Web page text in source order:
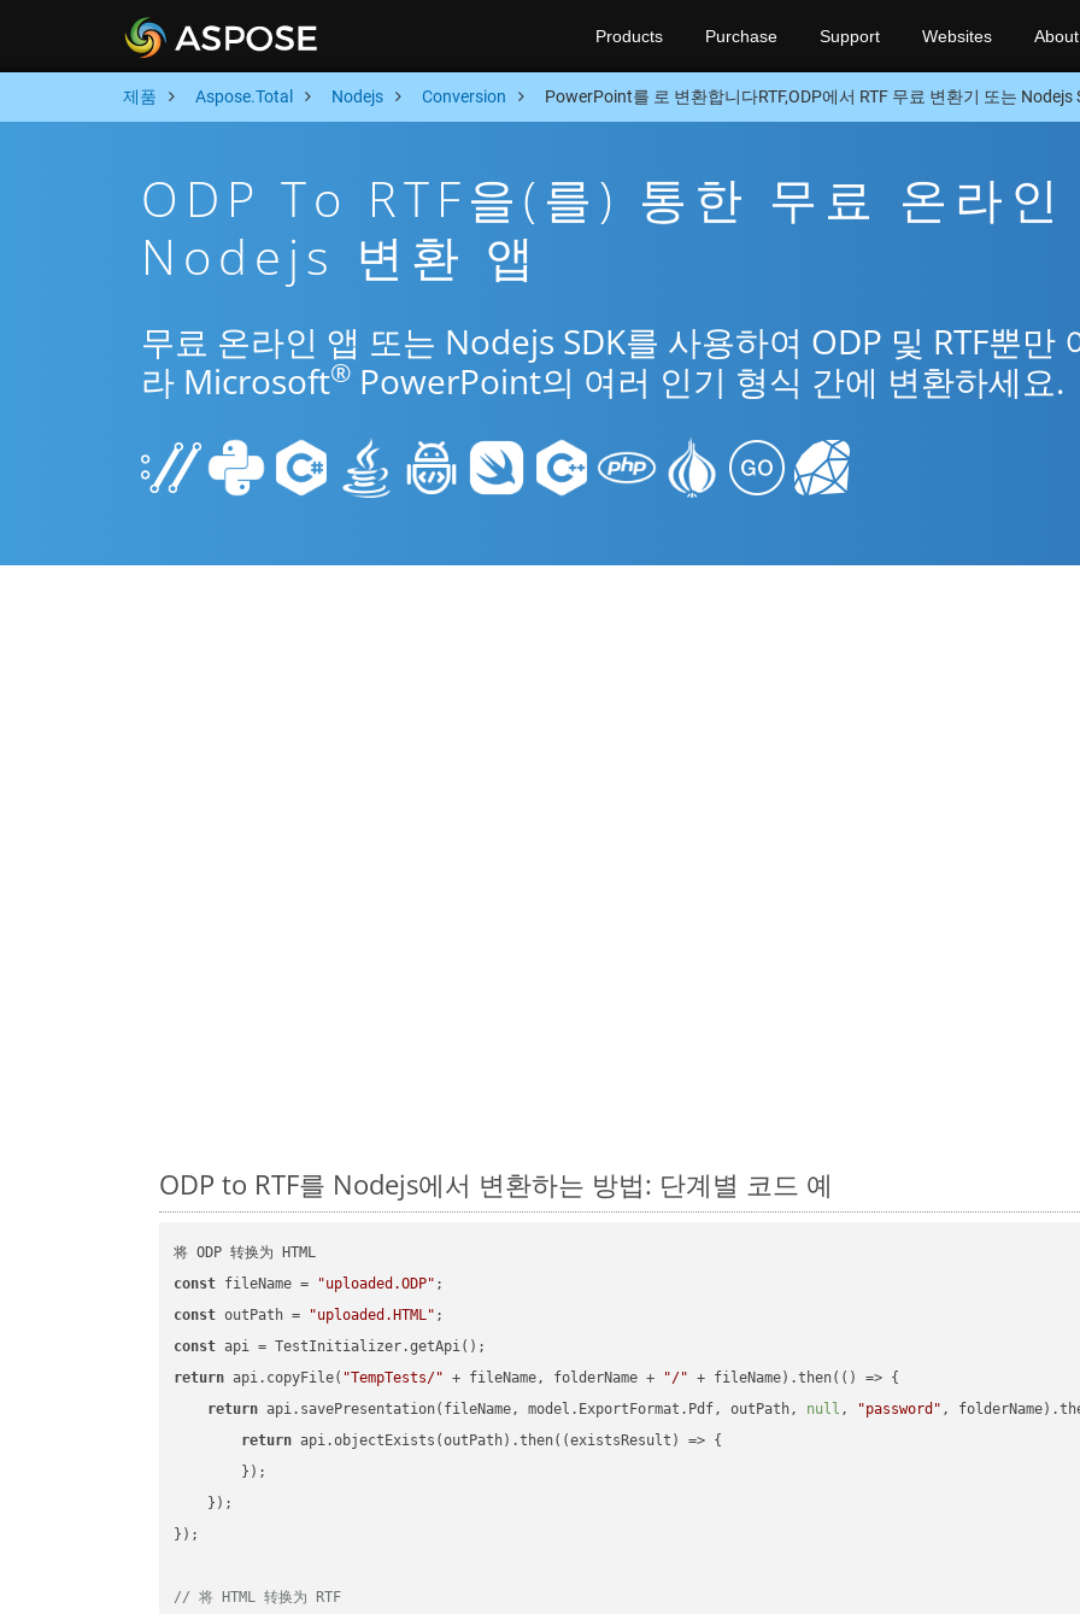
Products Purchase Support Websites About
제품 Aspose.Total Nodejs Conversion PowerPoint를 로 변환합니다RTF,ODP에서 RTF 무료 변환기 또는 Nodejs
ODP To RTF을(를) 통한 무료 온라인
Nodejs 변환 앱
무료 온라인 앱 또는 Nodejs SDK를 사용하여 ODP 및 RTF뿐만
라 Microsoft® PowerPoint의 여러 인기 형식 간에 변환하세요.
ODP to RTF를 Nodejs에서 변환하는 방법: 단계별 코드 예
const fileName = "uploaded.ODP"
const outPath = "uploaded.HTML"
const
return api.copyFile( "TempTests/" + fileName, folderName + "/" + fileName).then( () => {
return api.savePresentation(fileName, model.ExportFormat.Pdf, outPath, null , "password" ,
return api.objectExists(outPath).then( (existsResult ) => {
        });
    });
});
// 将 HTML 转换为 RTF